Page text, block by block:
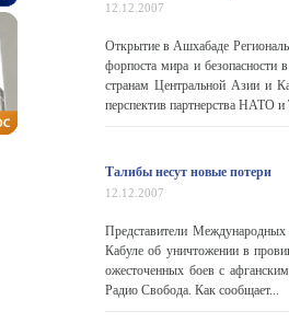
12.12.2007
Открытие в Ашхабаде
форпоста мира и безопасности
странам Центральной Азии и
перспектив партнерства НАТО
Талибы несут новые потери
12.12.2007
Представители
Кабуле об уничтожении в
ожесточенных боев с
Радио Свобода. Как сообщает...